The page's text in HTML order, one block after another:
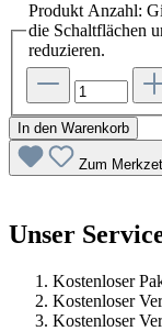
Produkt Anzahl:
die Schaltflächen
reduzieren.
In den Warenkorb
Zum
Unser
Kostenloser
Kostenloser
Kostenloser